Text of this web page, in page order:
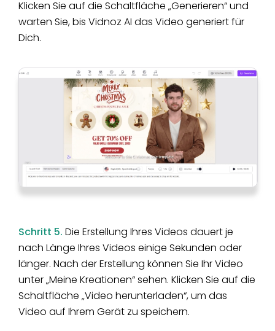
Klicken Sie auf die Schaltfläche „Generieren“ und
warten Sie, bis Vidnoz AI das Video generiert für
Dich.
Schritt 5. Die Erstellung Ihres Videos dauert je
nach Länge Ihres Videos einige Sekunden oder
länger. Nach der Erstellung können Sie Ihr Video
unter „Meine Kreationen“ sehen. Klicken Sie auf die
Schaltfläche „Video herunterladen“, um das
Video auf Ihrem Gerät zu speichern.